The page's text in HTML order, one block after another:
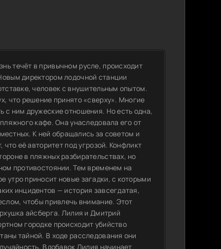
течёт в привычном русле, происходит
директором лодочной станции
человек с внушительным опытом.
что решение принято «сверху». Многие
с ним дружеские отношения. Но есть одна,
кафе. Она унаследовала его от
К ней обращались за советом и
её авторитет под угрозой. Конфликт
в пляжных разбирательствах, но
противостоянии. Тем временем на
утро приносит новые загадки, с которыми
инцидентов — история завсегдатая,
чтобы привлечь внимание. Этот
айсберга. Лилия и Дмитрий
городке происходит убийство
тайной. В ходе расследования они
Вдобавок Лилия начинает